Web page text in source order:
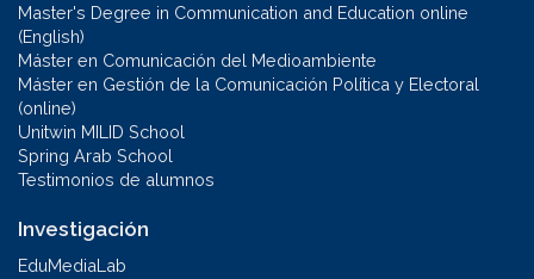
Master's Degree in Communication and Education online
(English)
Máster en Comunicación del Medioambiente
Máster en Gestión de la Comunicación Política y Electoral
(online)
Unitwin MILID School
Spring Arab School
Testimonios de alumnos
Investigación
EduMediaLab